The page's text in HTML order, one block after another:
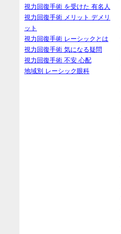
視力回復手術 を受けた 有名人
視力回復手術 メリット デメリ
ット
視力回復手術 レーシックとは
視力回復手術 気になる疑問
視力回復手術 不安 心配
地域別 レーシック眼科